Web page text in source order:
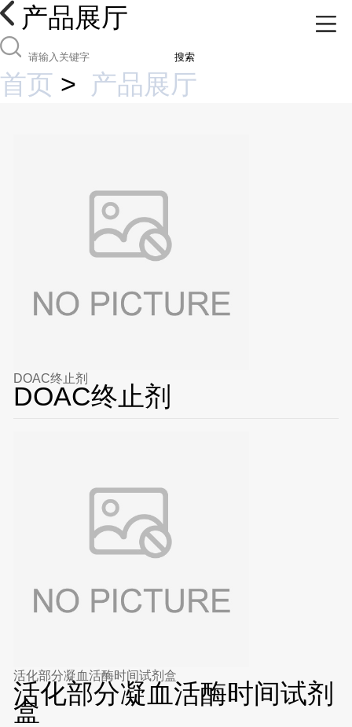
产品展厅
搜索
首页 > 产品展厅
DOAC终止剂
DOAC终止剂
活化部分凝血活酶时间试剂盒
活化部分凝血活酶时间试剂
盒